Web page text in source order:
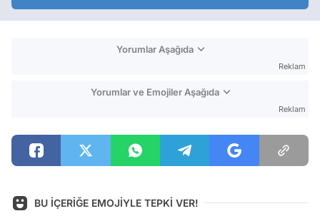
Yorumlar Aşağıda
Reklam
Yorumlar ve Emojiler Aşağıda
Reklam
BU İÇERİĞE EMOJİYLE TEPKİ VER!